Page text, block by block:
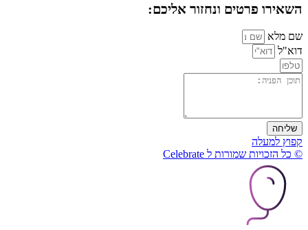
השאירו פרטים ונחזור אליכם:
שם מלא
דוא"ל
שליחה
קפוץ למעלה
© כל הזכויות שמורות ל Celebrate